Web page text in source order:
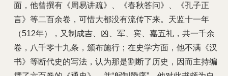
面，他曾撰有《周易讲疏》、《春秋答问》、《孔子正
言》等二百余卷，可惜大都没有流传下来。天监十一年
（512年），又制成吉、凶、军、宾、嘉五礼，共一千余
卷，八千零十九条，颁布施行；在史学方面，他不满《汉
书》等断代史的写法，认为那是割断了历史，因而主持编